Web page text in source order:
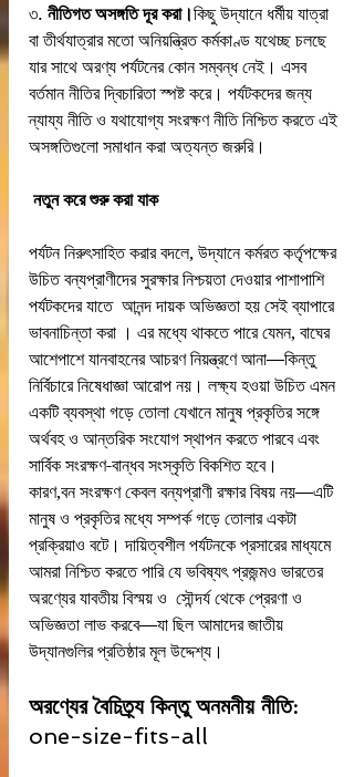
৩. নীতিগত অসঙ্গতি দূর করা।কিছু উদ্যানে ধর্মীয় যাত্রা
বা তীর্থযাত্রার মতো অনিয়ন্ত্রিত কর্মকাণ্ড যথেচ্ছ চলছে
যার সাথে অরণ্য পর্যটনের কোন সম্বন্ধ নেই। এসব
বর্তমান নীতির দ্বিচারিতা স্পষ্ট করে। পর্যটকদের জন্য
ন্যায্য নীতি ও যথাযোগ্য সংরক্ষণ নীতি নিশ্চিত করতে এই
অসঙ্গতিগুলো সমাধান করা অত্যন্ত জরুরি।
নতুন করে শুরু করা যাক
পর্যটন নিরুৎসাহিত করার বদলে, উদ্যানে কর্মরত কর্তৃপক্ষের
উচিত বন্যপ্রাণীদের সুরক্ষার নিশ্চয়তা দেওয়ার পাশাপাশি
পর্যটকদের যাতে  আনন্দ দায়ক অভিজ্ঞতা হয় সেই ব্যাপারে
ভাবনাচিন্তা করা । এর মধ্যে থাকতে পারে যেমন, বাঘের
আশেপাশে যানবাহনের আচরণ নিয়ন্ত্রণে আনা—কিন্তু
নির্বিচারে নিষেধাজ্ঞা আরোপ নয়। লক্ষ্য হওয়া উচিত এমন
একটি ব্যবস্থা গড়ে তোলা যেখানে মানুষ প্রকৃতির সঙ্গে
অর্থবহ ও আন্তরিক সংযোগ স্থাপন করতে পারবে এবং
সার্বিক সংরক্ষণ-বান্ধব সংস্কৃতি বিকশিত হবে।
কারণ,বন সংরক্ষণ কেবল বন্যপ্রাণী রক্ষার বিষয় নয়—এটি
মানুষ ও প্রকৃতির মধ্যে সম্পর্ক গড়ে তোলার একটা
প্রক্রিয়াও বটে। দায়িত্বশীল পর্যটনকে প্রসারের মাধ্যমে
আমরা নিশ্চিত করতে পারি যে ভবিষ্যৎ প্রজন্মও ভারতের
অরণ্যের যাবতীয় বিস্ময় ও  সৌন্দর্য থেকে প্রেরণা ও
অভিজ্ঞতা লাভ করবে—যা ছিল আমাদের জাতীয়
উদ্যানগুলির প্রতিষ্ঠার মূল উদ্দেশ্য।
অরণ্যের বৈচিত্র্য কিন্তু অনমনীয় নীতি:
one-size-fits-all